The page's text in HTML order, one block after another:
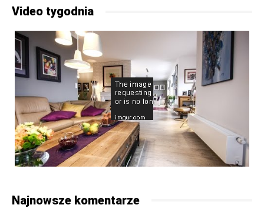
Video tygodnia
Najnowsze komentarze